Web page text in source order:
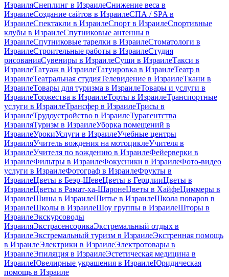
ИзраиляСнеплинг в ИзраилеСнижение веса в
ИзраилеСоздание сайтов в ИзраилеСПА / SPA в
ИзраилеСпектакли в ИзраилеСпорт в ИзраилеСпортивные
клубы в ИзраилеСпутниковые антенны в
ИзраилеСпутниковые тарелки в ИзраилеСтоматологи в
ИзраилеСтроительные работы в ИзраилеСтудия
рисованияСувениры в ИзраилеСуши в ИзраилеТакси в
ИзраилеТатуаж в ИзраилеТатуировка в ИзраилеТеатр в
ИзраилеТеатральная студияТелевидение в ИзраилеТкани в
ИзраилеТовары для туризма в ИзраилеТовары и услуги в
ИзраилеТоржества в ИзраилеТорты в ИзраилеТранспортные
услуги в ИзраилеТрансфер в ИзраилеТрисы в
ИзраилеТрудоустройство в ИзраилеТурагентства
ИзраиляТуризм в ИзраилеУборка помещений в
ИзраилеУрокиУслуги в ИзраилеУчебные центры
ИзраиляУчитель вождения на мотоциклеУчителя в
ИзраилеУчителя по вождению в ИзраилеФейерверки в
ИзраилеФильтры в ИзраилеФокусники в ИзраилеФото-видео
услуги в ИзраилеФотограф в ИзраилеФрукты в
ИзраилеЦветы в Беэр-ШевеЦветы в ГерцлииЦветы в
ИзраилеЦветы в Рамат-ха-ШаронеЦветы в ХайфеЦиммеры в
ИзраилеШины в ИзраилеШитье в ИзраилеШкола поваров в
ИзраилеШколы в ИзраилеШоу группы в ИзраилеШторы в
ИзраилеЭкскурсоводы
ИзраиляЭкстрасенсорикаЭкстремальный отдых в
ИзраилеЭкстремальный туризм в ИзраилеЭкстренная помощь
в ИзраилеЭлектрики в ИзраилеЭлектротовары в
ИзраилеЭпиляция в ИзраилеЭстетическая медицина в
ИзраилеЮвелирные украшения в ИзраилеЮридическая
помощь в Израиле